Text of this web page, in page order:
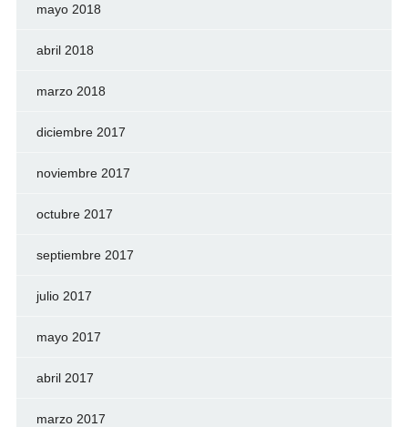
mayo 2018
abril 2018
marzo 2018
diciembre 2017
noviembre 2017
octubre 2017
septiembre 2017
julio 2017
mayo 2017
abril 2017
marzo 2017